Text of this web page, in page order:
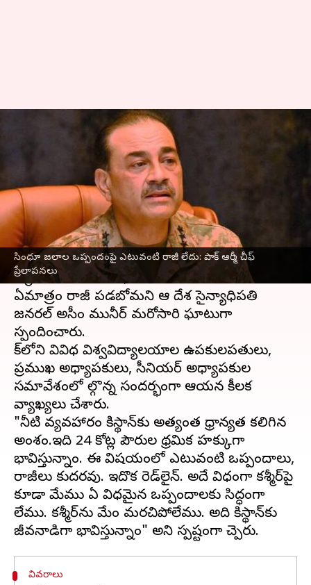
సింధూ జలాల ఒప్పందంపై ఎటువంటి రాజీ లేదు: పాక్‌ ఆర్మీ చీఫ్‌
ప్రేలాపనలు
Pakistan: సింధూ జలాల ఒప్పందంపై
ఎటువంటి రాజీ లేదు: పాక్‌ ఆర్మీ చీఫ్‌
ప్రేలాపనలు
వ్రాసిన వారు Sirish Praharaju May 30, 2025 11:05 am
ఈ వార్తాకథనం ఏంటి
పాకిస్థాన్‌కు సంబంధించి సింధూ నదుల అంశం ఒక
ఎర్రగీతగా మారిందని, ఆ విషయంలో తాము
ఏమాత్రం రాజీ పడబోమని ఆ దేశ సైన్యాధిపతి
జనరల్ అసీం మునీర్ మరోసారి ఘాటుగా
స్పందించారు.
పాక్‌లోని వివిధ విశ్వవిద్యాలయాల ఉపకులపతులు,
ప్రముఖ అధ్యాపకులు, సీనియర్ అధ్యాపకుల
సమావేశంలో పాల్గొన్న సందర్భంగా ఆయన కీలక
వ్యాఖ్యలు చేశారు.
"నీటి వ్యవహారం పాకిస్థాన్‌కు అత్యంత ప్రాధాన్యత కలిగిన
అంశం.ఇది 24 కోట్ల పౌరుల ప్రాథమిక హక్కుగా
భావిస్తున్నాం. ఈ విషయంలో ఎటువంటి ఒప్పందాలు,
రాజీలు కుదరవు. ఇదొక రెడ్‌లైన్. అదే విధంగా కశ్మీర్‌పై
కూడా మేము ఏ విధమైన ఒప్పందాలకు సిద్ధంగా
లేము. కశ్మీర్‌ను మేం మరచిపోలేము. అది పాకిస్థాన్‌కు
వివరాలు